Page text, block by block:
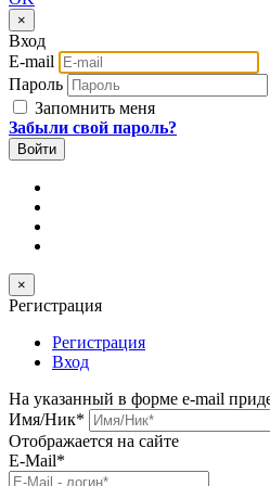
×
Вход
E-mail
Пароль
Запомнить меня
Забыли свой пароль?
×
Регистрация
Регистрация
Вход
На указанный в форме e-mail
Имя/Ник*
Отображается на сайте
E-Mail*